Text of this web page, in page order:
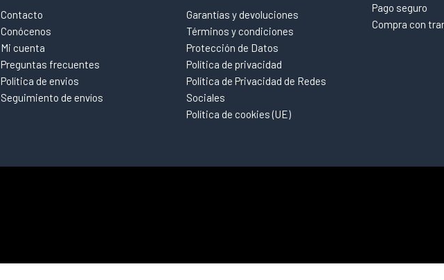
Contacto
Conócenos
Mi cuenta
Preguntas frecuentes
Política de envios
Seguimiento de envíos
Garantías y devoluciones
Términos y condiciones
Protección de Datos
Política de privacidad
Política de Privacidad de Redes
Sociales
Política de cookies (UE)
Pago seguro
Compra con